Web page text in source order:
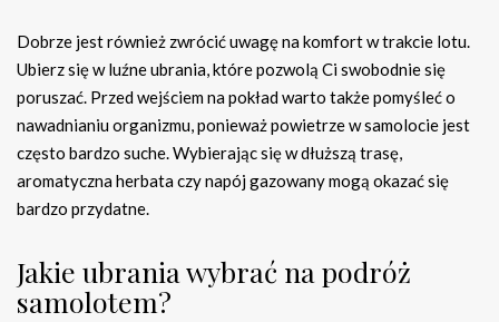
Dobrze jest również zwrócić uwagę na komfort w trakcie lotu.
Ubierz się w luźne ubrania, które pozwolą Ci swobodnie się
poruszać. Przed wejściem na pokład warto także pomyśleć o
nawadnianiu organizmu, ponieważ powietrze w samolocie jest
często bardzo suche. Wybierając się w dłuższą trasę,
aromatyczna herbata czy napój gazowany mogą okazać się
bardzo przydatne.
Jakie ubrania wybrać na podróż
samolotem?